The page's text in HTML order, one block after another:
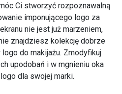
Ci stworzyć rozpoznawalną
imponującego logo za
nie jest już marzeniem,
znajdziesz kolekcję dobrze
do makijażu. Zmodyfikuj
upodobań i w mgnieniu oka
dla swojej marki.